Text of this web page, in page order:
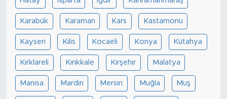
Karabük Karaman Kars Kastamonu
Kayseri Kilis Kocaeli Konya Kütahya
Kırklareli Kırıkkale Kırşehir Malatya
Manisa Mardin Mersin Muğla Muş